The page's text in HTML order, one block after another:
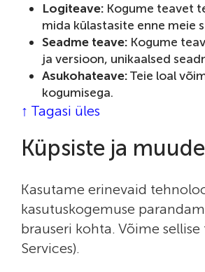
Logiteave: Kogume teavet
mida külastasite enne meie
Seadme teave: Kogume
ja versioon, unikaalsed
Asukohateave:Teie loal
kogumisega.
↑ Tagasi üles
Küpsiste ja
Kasutame erinevaid
kasutuskogemuse
brauseri kohta. Võime
Services).